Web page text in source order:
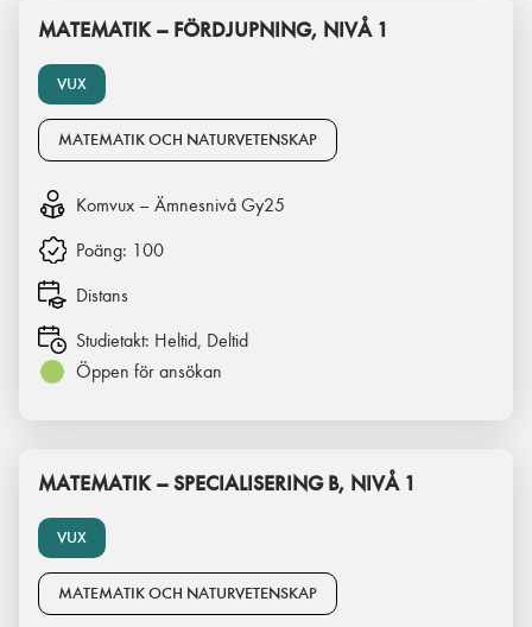
VUX
MATEMATIK – FÖRDJUPNING, NIVÅ 1
MATEMATIK OCH NATURVETENSKAP
Komvux – Ämnesnivå Gy25
Poäng: 100
Distans
Studietakt: Heltid, Deltid
Öppen för ansökan
VUX
MATEMATIK – SPECIALISERING B, NIVÅ 1
MATEMATIK OCH NATURVETENSKAP